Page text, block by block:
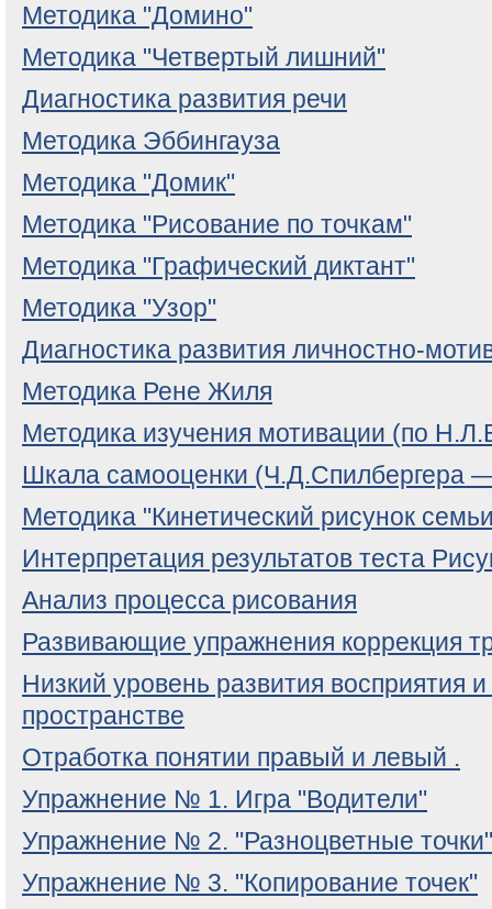
Методика "Домино"
Методика "Четвертый лишний"
Диагностика развития речи
Методика Эббингауза
Методика "Домик"
Методика "Рисование по точкам"
Методика "Графический диктант"
Методика "Узор"
Диагностика развития личностно-
Методика Рене Жиля
Методика изучения мотивации (по
Шкала самооценки (Ч.Д.Спилбергера
Методика "Кинетический рисунок
Интерпретация результатов теста
Анализ процесса рисования
Развивающие упражнения коррекция
Низкий уровень развития восприятия
пространстве
Отработка понятии правый и левый .
Упражнение № 1. Игра "Водители"
Упражнение № 2. "Разноцветные точки"
Упражнение № 3. "Копирование точек"